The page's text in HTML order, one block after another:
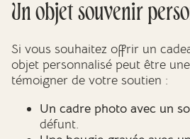
Un objet souvenir
Si vous souhaitez offrir un
objet personnalisé peut être
témoigner de votre soutien :
Un cadre photo avec un
défunt.